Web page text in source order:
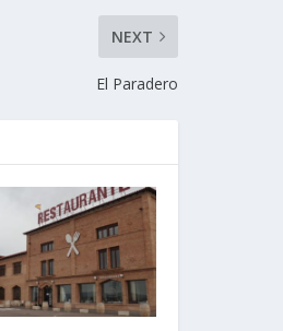
NEXT
El Paradero